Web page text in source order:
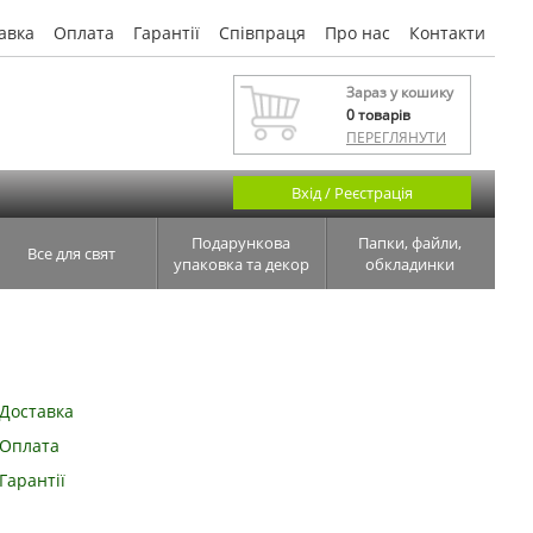
Оплата Гарантії Співпраця Про нас Контакти
Зараз у кошику
0товарів
ПЕРЕГЛЯНУТИ
Вхід / Реєстрація
Все для свят
Подарункова
упаковка та декор
Папки, файли,
обкладинки
Доставка
Оплата
Гарантії